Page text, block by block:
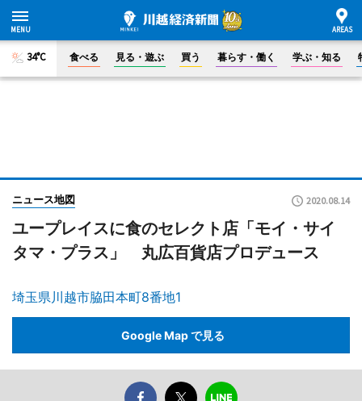
34°C 食べる 見る・遊ぶ 買う 暮らす・働く 学ぶ・知る
ニュース地図 2020.08.14
ユープレイスに食のセレクト店「モイ・サイ
タマ・プラス」 丸広百貨店プロデュース
埼玉県川越市脇田本町8番地1
Google Map で見る